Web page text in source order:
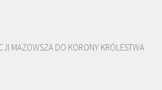
MAZOWSZA DO KORONY KRÓLESTWA